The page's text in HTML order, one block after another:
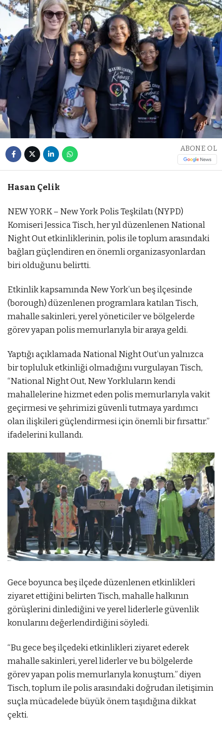
ABONE OL
Hasan Çelik
NEW YORK – New York Polis Teşkilatı (NYPD)
Komiseri Jessica Tisch, her yıl düzenlenen National
Night Out etkinliklerinin, polis ile toplum arasındaki
bağları güçlendiren en önemli organizasyonlardan
biri olduğunu belirtti.
Etkinlik kapsamında New York’un beş ilçesinde
(borough) düzenlenen programlara katılan Tisch,
mahalle sakinleri, yerel yöneticiler ve bölgelerde
görev yapan polis memurlarıyla bir araya geldi.
Yaptığı açıklamada National Night Out’un yalnızca
bir topluluk etkinliği olmadığını vurgulayan Tisch,
“National Night Out, New Yorkluların kendi
mahallelerine hizmet eden polis memurlarıyla vakit
geçirmesi ve şehrimizi güvenli tutmaya yardımcı
olan ilişkileri güçlendirmesi için önemli bir fırsattır.”
ifadelerini kullandı.
Gece boyunca beş ilçede düzenlenen etkinlikleri
ziyaret ettiğini belirten Tisch, mahalle halkının
görüşlerini dinlediğini ve yerel liderlerle güvenlik
konularını değerlendirdiğini söyledi.
“Bu gece beş ilçedeki etkinlikleri ziyaret ederek
mahalle sakinleri, yerel liderler ve bu bölgelerde
görev yapan polis memurlarıyla konuştum.” diyen
Tisch, toplum ile polis arasındaki doğrudan iletişimin
suçla mücadelede büyük önem taşıdığına dikkat
çekti.